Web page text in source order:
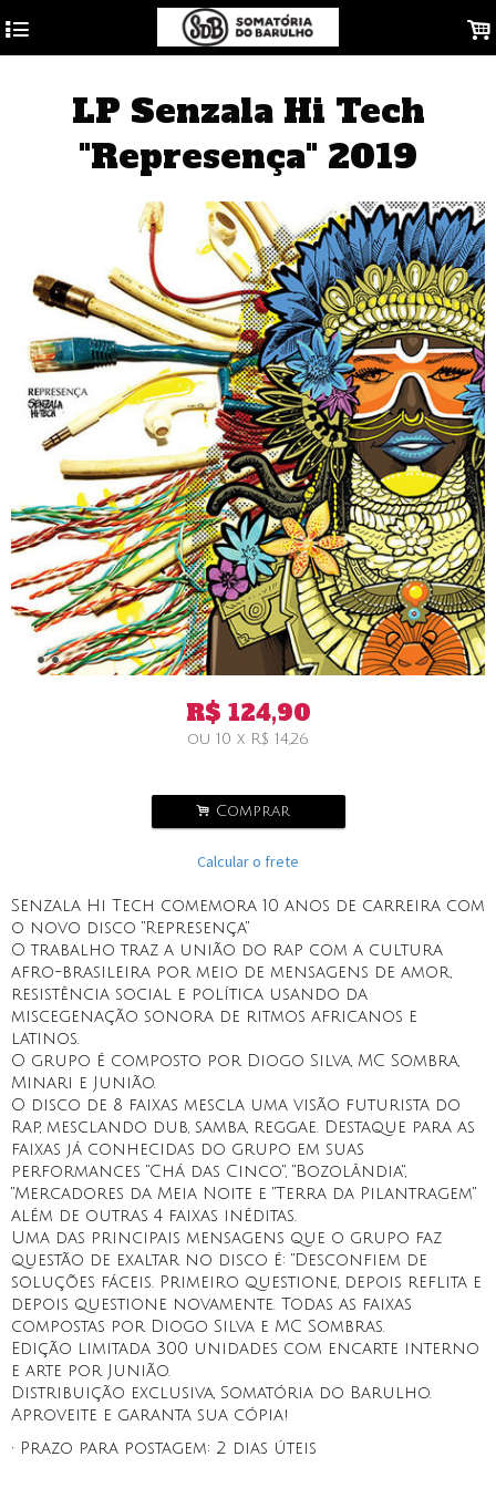
4 .
LP Senzala Hi Tech
"Represença" 2019
R$ 124,90
ou 10 x R$ 14,26
. Comprar
Calcular o frete
Senzala Hi Tech comemora 10 anos de carreira com
o novo disco "Represença"
O trabalho traz a união do rap com a cultura
afro-brasileira por meio de mensagens de amor,
resistência social e política usando da
miscegenação sonora de ritmos africanos e
latinos.
O grupo é composto por Diogo Silva, MC Sombra,
Minari e Junião.
O disco de 8 faixas mescla uma visão futurista do
Rap, mesclando dub, samba, reggae. Destaque para as
faixas já conhecidas do grupo em suas
performances "Chá das Cinco", "Bozolândia",
"Mercadores da Meia Noite e "Terra da Pilantragem"
além de outras 4 faixas inéditas.
Uma das principais mensagens que o grupo faz
questão de exaltar no disco é: "Desconfiem de
soluções fáceis. Primeiro questione, depois reflita e
depois questione novamente. Todas as faixas
compostas por Diogo Silva e MC Sombras.
Edição limitada 300 unidades com encarte interno
e arte por Junião.
Distribuição exclusiva, Somatória do Barulho.
Aproveite e garanta sua cópia!
• Prazo para postagem: 2 dias úteis